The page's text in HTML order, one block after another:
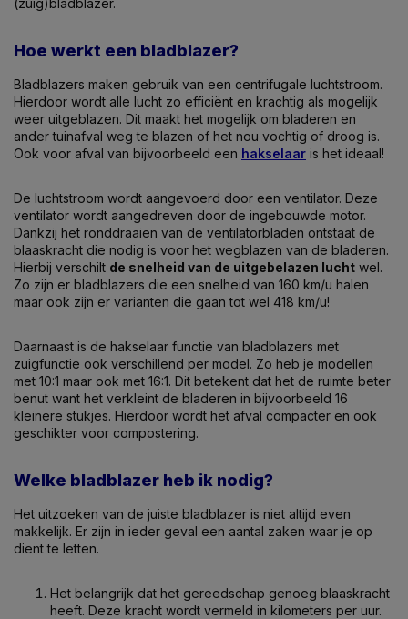
(zuig)bladblazer.
Hoe werkt een bladblazer?
Bladblazers maken gebruik van een centrifugale luchtstroom.
Hierdoor wordt alle lucht zo efficiënt en krachtig als mogelijk
weer uitgeblazen. Dit maakt het mogelijk om bladeren en
ander tuinafval weg te blazen of het nou vochtig of droog is.
Ook voor afval van bijvoorbeeld een hakselaar is het ideaal!
De luchtstroom wordt aangevoerd door een ventilator. Deze
ventilator wordt aangedreven door de ingebouwde motor.
Dankzij het ronddraaien van de ventilatorbladen ontstaat de
blaaskracht die nodig is voor het wegblazen van de bladeren.
Hierbij verschilt de snelheid van de uitgebelazen lucht wel.
Zo zijn er bladblazers die een snelheid van 160 km/u halen
maar ook zijn er varianten die gaan tot wel 418 km/u!
Daarnaast is de hakselaar functie van bladblazers met
zuigfunctie ook verschillend per model. Zo heb je modellen
met 10:1 maar ook met 16:1. Dit betekent dat het de ruimte beter
benut want het verkleint de bladeren in bijvoorbeeld 16
kleinere stukjes. Hierdoor wordt het afval compacter en ook
geschikter voor compostering.
Welke bladblazer heb ik nodig?
Het uitzoeken van de juiste bladblazer is niet altijd even
makkelijk. Er zijn in ieder geval een aantal zaken waar je op
dient te letten.
Het belangrijk dat het gereedschap genoeg blaaskracht
heeft. Deze kracht wordt vermeld in kilometers per uur.